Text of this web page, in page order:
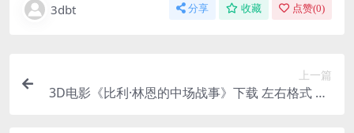
3dbt 分享 收藏 点赞(0)
上一篇
3D电影《比利·林恩的中场战事》下载 左右格式 3D